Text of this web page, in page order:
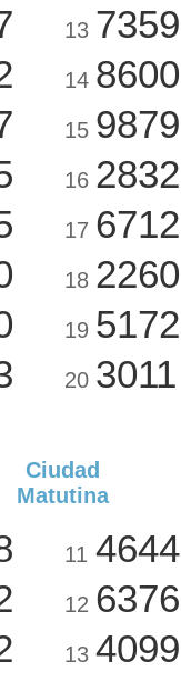
13 7359
14 8600
15 9879
16 2832
17 6712
18 2260
19 5172
20 3011
Ciudad
Matutina
11 4644
12 6376
13 4099